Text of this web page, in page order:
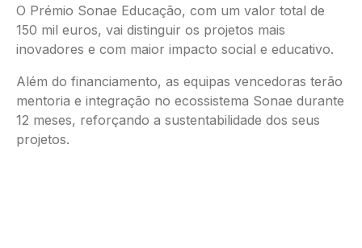
O Prémio Sonae Educação, com um valor total de
150 mil euros, vai distinguir os projetos mais
inovadores e com maior impacto social e educativo.
Além do financiamento, as equipas vencedoras terão
mentoria e integração no ecossistema Sonae durante
12 meses, reforçando a sustentabilidade dos seus
projetos.